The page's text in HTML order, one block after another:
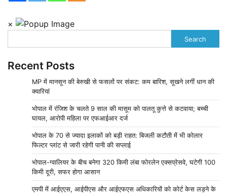
×
Search
Recent Posts
MP में मानसून की बेरुखी से फसलों पर संकट: कम बारिश, सूखने लगीं धान की
क्यारियां
भोपाल में रंजिश के चलते 9 साल की मासूम को पालतू कुत्ते से कटवाया; बच्ची
घायल, आरोपी महिला पर एफआईआर दर्ज
भोपाल के 70 से ज्यादा इलाकों को बड़ी राहत: बिजली कटौती में भी कोलार
फिल्टर प्लांट से जारी रहेगी पानी की सप्लाई
भोपाल-ग्वालियर के बीच बनेगा 320 किमी लंबा फोरलेन एक्सप्रेसवे, घटेगी 100
किमी दूरी, सफर होगा आसान
एमपी में आईएएस, आईपीएस और आईएफएस अधिकारियों को कोर्ट केस लड़ने के